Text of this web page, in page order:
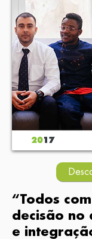
“Todos
decisão no
e